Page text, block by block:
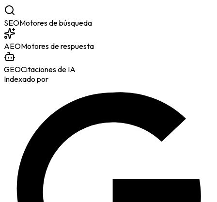
SEOMotores de búsqueda
AEOMotores de respuesta
GEOCitaciones de IA
Indexado por